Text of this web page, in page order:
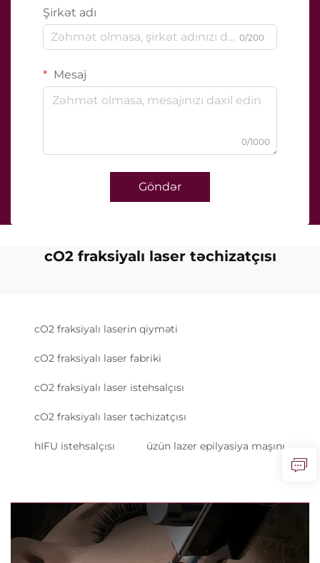
Şirkət adı
0/200
Mesaj
0/1000
Göndər
cO2 fraksiyalı laser təchizatçısı
cO2 fraksiyalı laserin qiyməti
cO2 fraksiyalı laser fabriki
cO2 fraksiyalı laser istehsalçısı
cO2 fraksiyalı laser təchizatçısı
hIFU istehsalçısı üzün lazer epilyasiya maşını